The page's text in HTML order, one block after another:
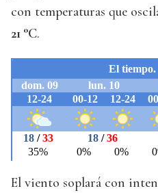
con temperaturas que
21 °C.
El viento soplará con